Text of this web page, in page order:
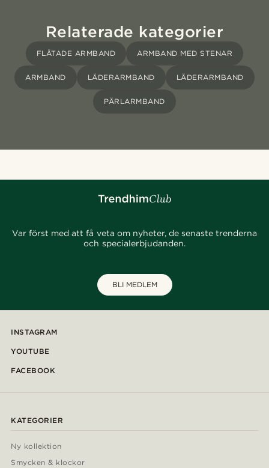
Relaterade kategorier
FLÄTADE ARMBAND ARMBAND MED STENAR
ARMBAND LÄDERARMBAND LÄDERARMBAND
PÄRLARMBAND
Var först med att få veta om nyheter, de senaste trenderna
och specialerbjudanden.
BLI MEDLEM
INSTAGRAM
YOUTUBE
FACEBOOK
KATEGORIER
Ny kollektion
Smycken & klockor